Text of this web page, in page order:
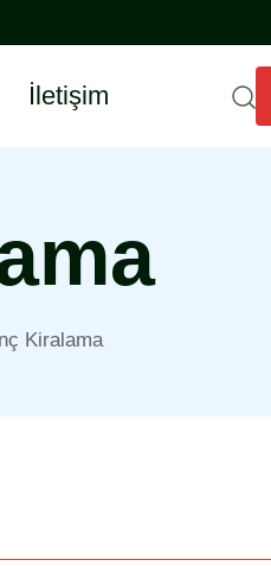
İletişim
Kiralama